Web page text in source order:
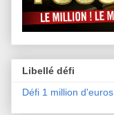
Libellé défi
Défi 1 million d'euros